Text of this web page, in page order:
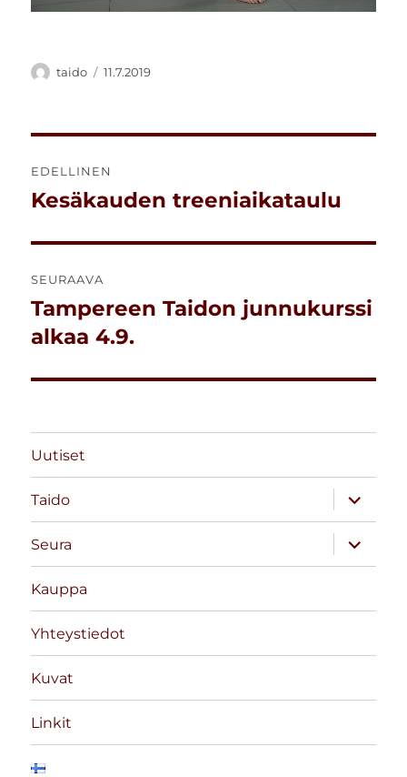
Kirjoittaja
taido Julkaistu
11.7.2019
selaus
EDELLINEN
Edellinen
Kesäkauden treeniaikataulu
SEURAAVA
Seuraava
artikkeli:
Tampereen Taidon junnukurssi
alkaa 4.9.
Uutiset
Taido
näytä
Seura
näytä
Kauppa
Yhteystiedot
Kuvat
Linkit